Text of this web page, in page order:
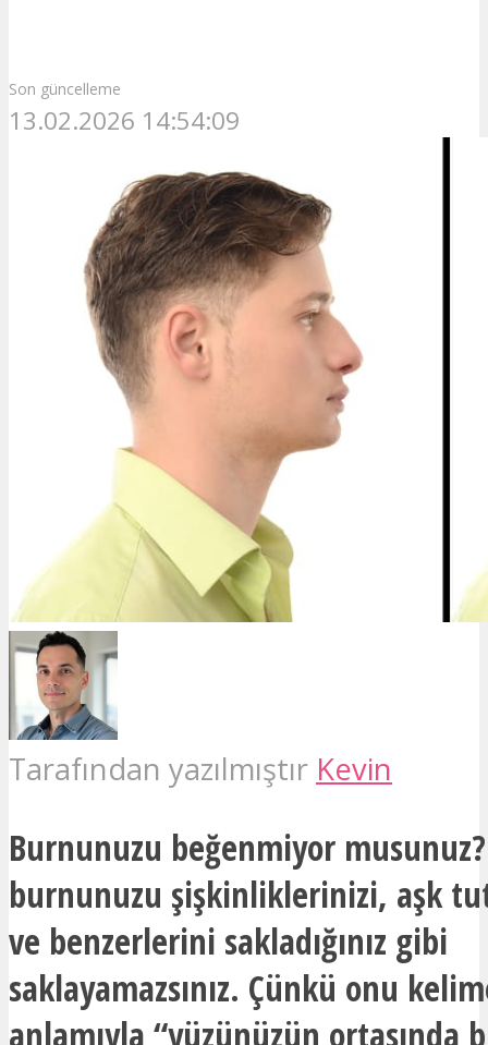
Son güncelleme
13.02.2026 14:54:09
Tarafından yazılmıştır Kevin
Burnunuzu beğenmiyor
burnunuzu şişkinliklerinizi, aşk
ve benzerlerini sakladığınız gibi
saklayamazsınız. Çünkü onu
anlamıyla “yüzünüzün ortasında